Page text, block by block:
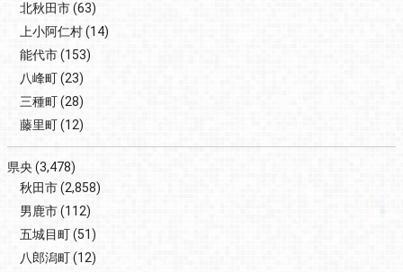
北秋田市(63)
上小阿仁村(14)
能代市(153)
八峰町(23)
三種町(28)
藤里町(12)
県央 (3,478)
秋田市(2,858)
男鹿市(112)
五城目町(51)
八郎潟町(12)